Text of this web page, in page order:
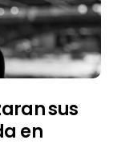
sus
en